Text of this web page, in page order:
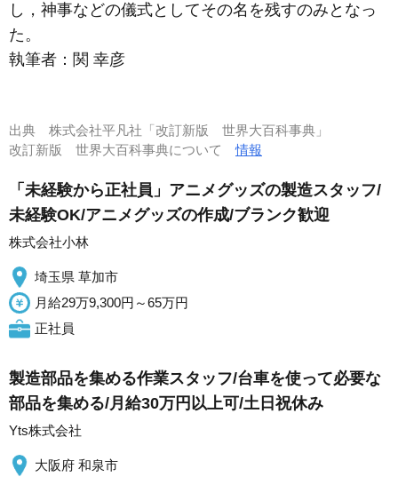
し，神事などの儀式としてその名を残すのみとなっ
た。
執筆者： 関 幸彦
出典 株式会社平凡社「改訂新版 世界大百科事典」
改訂新版 世界大百科事典について情報
「未経験から正社員」アニメグッズの製造スタッフ/
未経験OK/アニメグッズの作成/ブランク歓迎
株式会社小林
埼玉県 草加市
月給29万9,300円～65万円
正社員
製造部品を集める作業スタッフ/台車を使って必要な
部品を集める/月給30万円以上可/土日祝休み
Yts株式会社
大阪府 和泉市